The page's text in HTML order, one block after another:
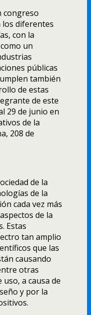
congreso
los diferentes
con la
un
públicas
también
de estas
de este
29 de junio en
de la
208 de
de la
de la
cada vez más
de la
Estas
tan amplio
que las
causando
otras
a causa de
y por la